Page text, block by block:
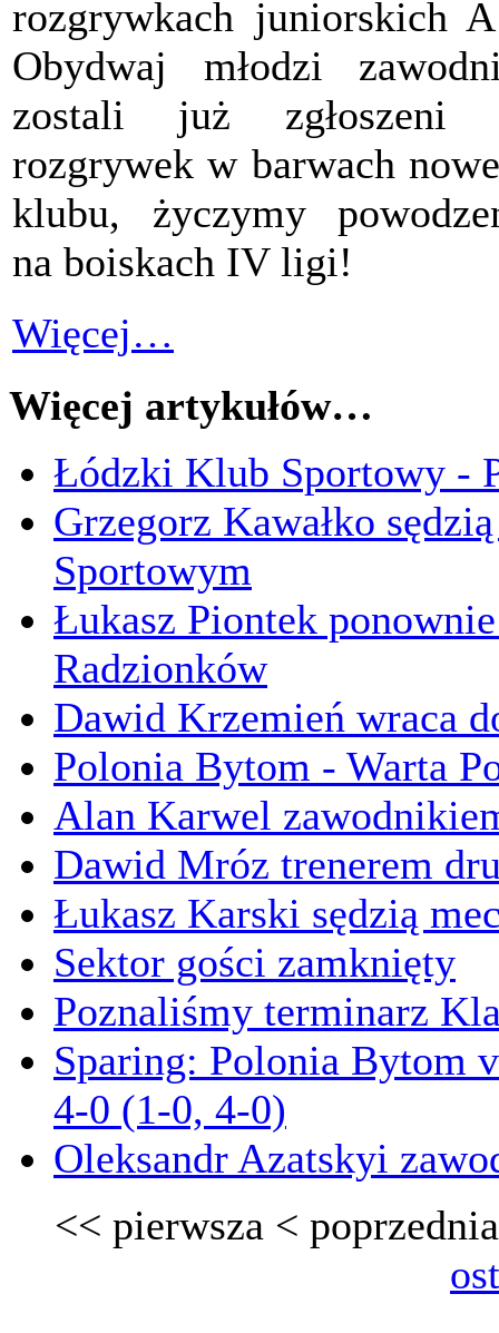
rozgrywkach juniorskich
Obydwaj młodzi
zostali już zgłoszeni
rozgrywek w barwach
klubu, życzymy
na boiskach IV ligi!
Więcej…
Więcej artykułów…
Łódzki Klub Sportowy -
Grzegorz Kawałko
Sportowym
Łukasz Piontek
Radzionków
Dawid Krzemień wraca
Polonia Bytom - Warta
Alan Karwel
Dawid Mróz trenerem
Łukasz Karski sędzią
Sektor gości zamknięty
Poznaliśmy terminarz
Sparing: Polonia Bytom
4-0 (1-0, 4-0)
Oleksandr Azatskyi
<< pierwsza < poprzednia